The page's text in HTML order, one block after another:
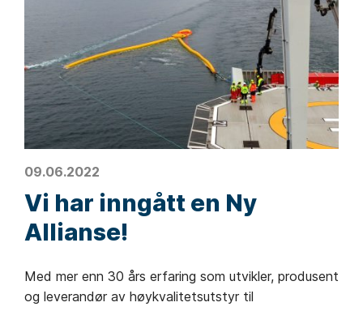
09.06.2022
Vi har inngått en Ny
Allianse!
Med mer enn 30 års erfaring som utvikler, produsent
og leverandør av høykvalitetsutstyr til